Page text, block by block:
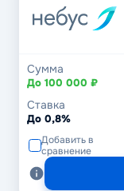
Сумма
До 100 000 ₽
Ставка
До 0,8%
Добавить в
сравнение